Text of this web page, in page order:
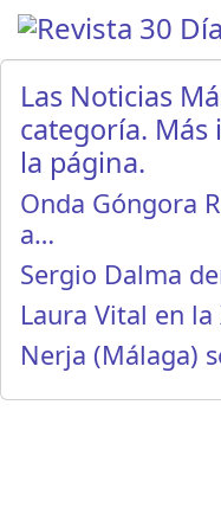
Las Noticias
categoría.
la página.
Onda Góngora
a…
Sergio Dalma
Laura Vital en
Nerja (Málaga)